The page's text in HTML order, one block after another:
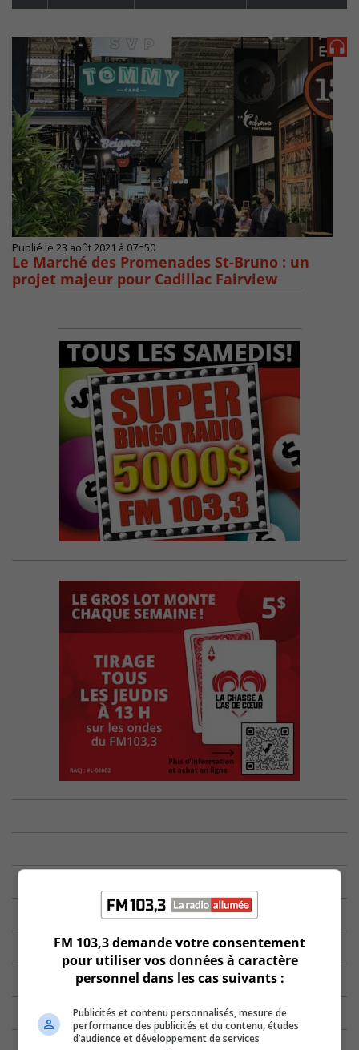
Publié le 23 août 2021 à 07h50
Le Marché des Promenades St-Bruno : un
projet majeur pour Cadillac Fairview
FM 103,3 demande votre consentement
pour utiliser vos données à caractère
personnel dans les cas suivants :
Publicités et contenu personnalisés, mesure de
performance des publicités et du contenu, études
d’audience et développement de services